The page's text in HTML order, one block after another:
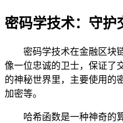
密码学技术：守护
密码学技术在金融区块
像一位忠诚的卫士，保证了
的神秘世界里，主要使用的
加密等。
哈希函数是一种神奇的